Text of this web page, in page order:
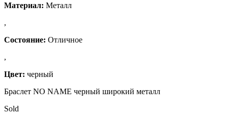
Материал: Металл
,
Состояние: Отличное
,
Цвет: черный
Браслет NO NAME черный широкий металл
Sold